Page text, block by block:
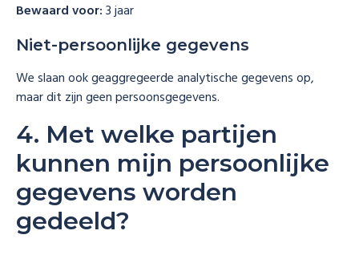
Bewaard voor:3 jaar
Niet-persoonlijke gegevens
We slaan ook geaggregeerde analytische gegevens op,
maar dit zijn geen persoonsgegevens.
4. Met welke partijen
kunnen mijn persoonlijke
gegevens worden
gedeeld?